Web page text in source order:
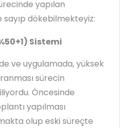
yapılan
sayıp dökebilmekteyiz:
Sistemi
ve uygulamada, yüksek
sürecin
Öncesinde
yapılması
olup eski süreçte